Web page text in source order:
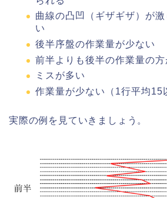
曲線の凸凹（ギザギザ）が
い
後半序盤の作業量が少ない
前半よりも後半の作業量の方
ミスが多い
作業量が少ない（1行平均15
実際の例を見ていきましょう。